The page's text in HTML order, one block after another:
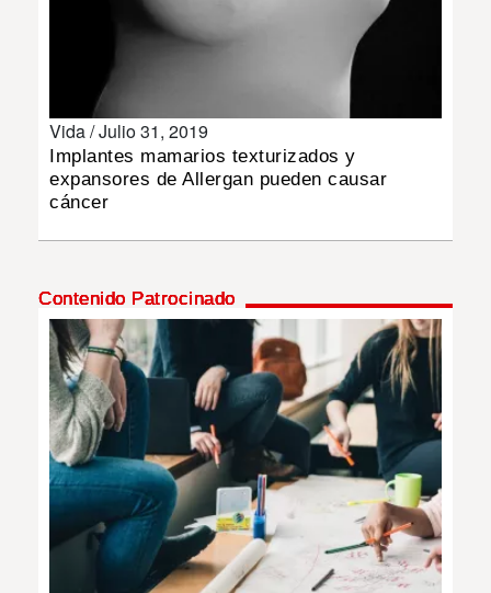
DEPORTES
MUNDO
MULTIMEDIA
IMPRESO
Vida /Julio 31, 2019
Implantes mamarios texturizados y
expansores de Allergan pueden causar
cáncer
Contenido Patrocinado